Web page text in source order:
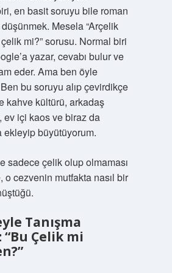
en basit soruyu bile roman
Mesela “Arçelik
mi?” sorusu. Normal biri
yazar, cevabı bulur ve
eder. Ama ben öyle
bu soruyu alıp çevirdikçe
kahve kültürü, arkadaş
ev içi kaos ve biraz da
ekleyip büyütüyorum.
sadece çelik olup olmaması
o cezvenin mutfakta nasıl bir
Tanışma
“Bu Çelik mi